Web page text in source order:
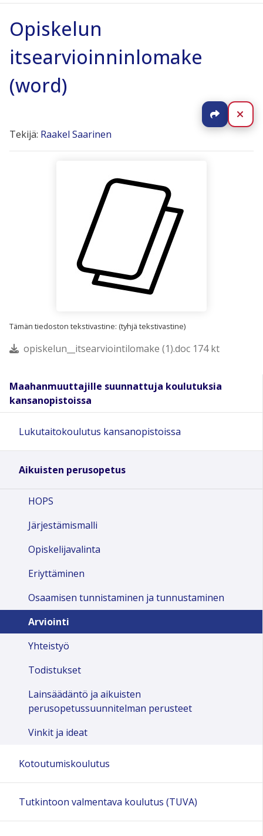
Opiskelun
itsearvioinninlomake
(word)
Jaa
Tekijä: Raakel Saarinen
Tämän tiedoston tekstivastine: (tyhjä tekstivastine)
opiskelun__itsearviointilomake (1).doc 174 kt
Maahanmuuttajille suunnattuja koulutuksia
kansanopistoissa
Lukutaitokoulutus kansanopistoissa
Aikuisten perusopetus
HOPS
Järjestämismalli
Opiskelijavalinta
Eriyttäminen
Osaamisen tunnistaminen ja tunnustaminen
Arviointi
Yhteistyö
Todistukset
Lainsäädäntö ja aikuisten
perusopetussuunnitelman perusteet
Vinkit ja ideat
Kotoutumiskoulutus
Tutkintoon valmentava koulutus (TUVA)